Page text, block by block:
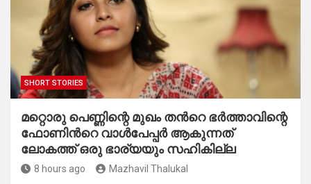
SHORT STORIES
മറ്റൊരു പെണ്ണിന്റെ മുഖം തൻറെ ഭർത്താവിന്റെ
ഫോണിൻറെ വാൾപേപ്പർ ആകുന്നത്
ലോകത്ത് ഒരു ഭാര്യയും സഹികില്ല
8 hours ago Mazhavil Thalukal